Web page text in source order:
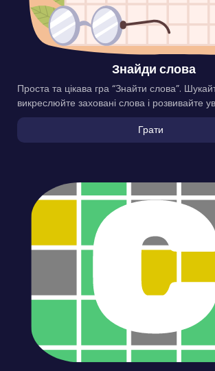
Знайди слова
Проста та цікава гра “Знайти слова”.
викреслюйте заховані слова і розвивайте
Грати